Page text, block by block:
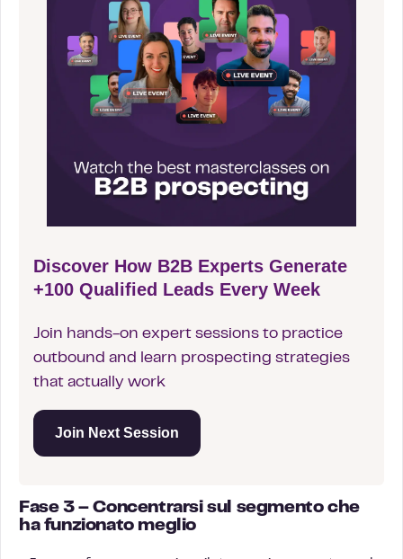
Discover How B2B Experts Generate
+100 Qualified Leads Every Week
Join hands-on expert sessions to practice
outbound and learn prospecting strategies
that actually work
Join Next Session
Fase 3 – Concentrarsi sul segmento che
ha funzionato meglio